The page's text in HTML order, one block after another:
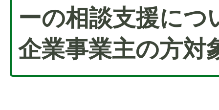
ーの相談支援につ
企業事業主の方対